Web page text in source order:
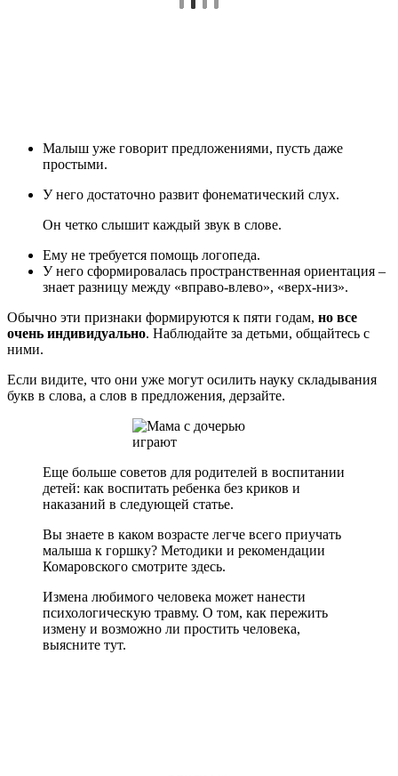
Малыш уже говорит предложениями, пусть даже
простыми.
У него достаточно развит фонематический слух.
Он четко слышит каждый звук в слове.
Ему не требуется помощь логопеда.
У него сформировалась пространственная ориентация –
знает разницу между «вправо-влево», «верх-низ».
Обычно эти признаки формируются к пяти годам, но все
очень индивидуально. Наблюдайте за детьми, общайтесь с
ними.
Если видите, что они уже могут осилить науку складывания
букв в слова, а слов в предложения, дерзайте.
Еще больше советов для родителей в воспитании
детей: как воспитать ребенка без криков и
наказаний в следующей статье.
Вы знаете в каком возрасте легче всего приучать
малыша к горшку? Методики и рекомендации
Комаровского смотрите здесь.
Измена любимого человека может нанести
психологическую травму. О том, как пережить
измену и возможно ли простить человека,
выясните тут.